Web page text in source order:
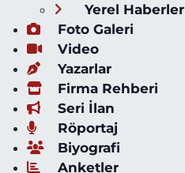
Yerel Haberler
Foto Galeri
Video
Yazarlar
Firma Rehberi
Seri İlan
Röportaj
Biyografi
Anketler